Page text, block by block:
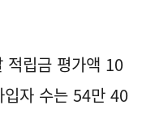
적립금 평가액 10
자 수는 54만 40